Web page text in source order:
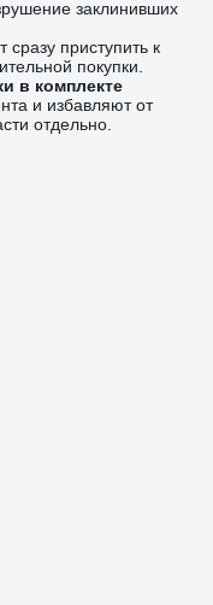
заклинивших
сразу приступить к
покупки.
в комплекте
и избавляют от
отдельно.